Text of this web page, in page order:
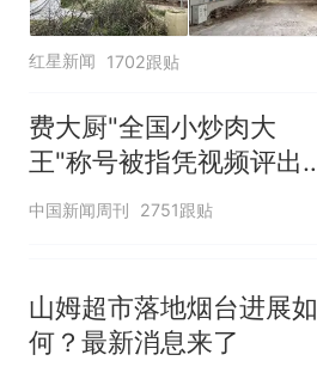
红星新闻 1702跟贴
费大厨"全国小炒肉大
王"称号被指凭视频评出
官方回应
中国新闻周刊 2751跟贴
山姆超市落地烟台进展如
何？最新消息来了